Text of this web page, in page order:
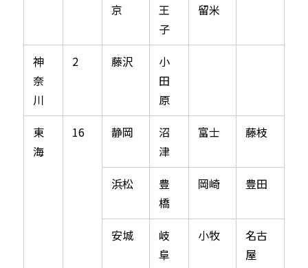
京
王
子
留米
神
奈
川
2 藤沢
小
田
原
東
海
16 静岡
沼
津
富士 藤枝
浜松
豊
橋
岡崎 豊田
安城
岐
阜
小牧
名古
屋